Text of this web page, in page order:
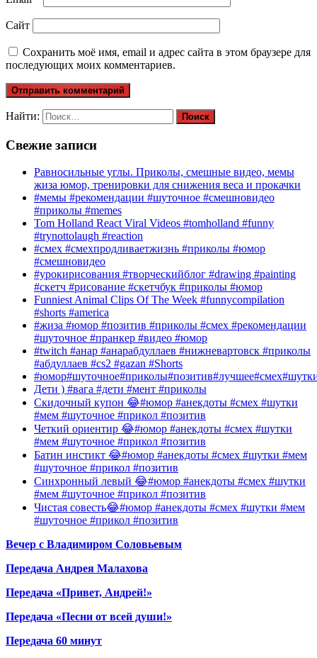
Сайт
Сохранить моё имя, email и адрес сайта в этом браузере для
последующих моих комментариев.
Найти:
Свежие записи
Равносильные углы. Приколы, смешные видео, мемы
жиза юмор, тренировки для снижения веса и прокачки
#мемы #рекомендации #шуточное #смешновидео
#приколы #memes
Tom Holland React Viral Videos #tomholland #funny
#trynottolaugh #reaction
#смех #смехпродливаетжизнь #приколы #юмор
#смешновидео
#урокирисования #творческийблог #drawing #painting
#скетч #рисование #скетчбук #приколы #юмор
Funniest Animal Clips Of The Week #funnycompilation
#shorts #america
#жиза #юмор #позитив #приколы #смех #рекомендации
#шуточное #пранкер #видео #юмор
#twitch #анар #анарабдуллаев #нижневартовск #приколы
#абдуллаев #cs2 #gazan #Shorts
Дети ) #вага #дети #мент #приколы
Скидочный купон 😂#юмор #анекдоты #смех #шутки
#мем #шуточное #прикол #позитив
Четкий ориентир 😂#юмор #анекдоты #смех #шутки
#мем #шуточное #прикол #позитив
Батин инстикт 😂#юмор #анекдоты #смех #шутки #мем
#шуточное #прикол #позитив
Синхронный левый 😂#юмор #анекдоты #смех #шутки
#мем #шуточное #прикол #позитив
Чистая совесть😂#юмор #анекдоты #смех #шутки #мем
#шуточное #прикол #позитив
Вечер с Владимиром Соловьевым
Передача Андрея Малахова
Передача «Привет, Андрей!»
Передача «Песни от всей души!»
Передача 60 минут